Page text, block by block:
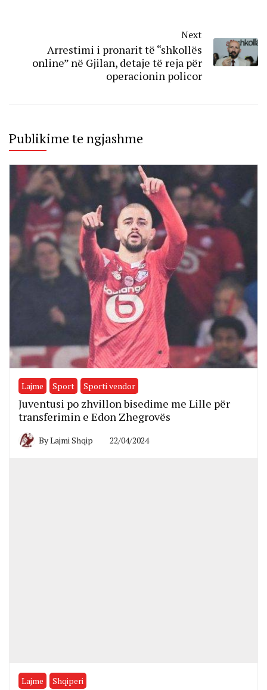
Next
Arrestimi i pronarit të “shkollës
online” në Gjilan, detaje të reja për
operacionin policor
Publikime te ngjashme
Lajme Sport Sporti vendor
Juventusi po zhvillon bisedime me Lille për
transferimin e Edon Zhegrovës
ByLajmi Shqip 22/04/2024
Lajme Shqiperi